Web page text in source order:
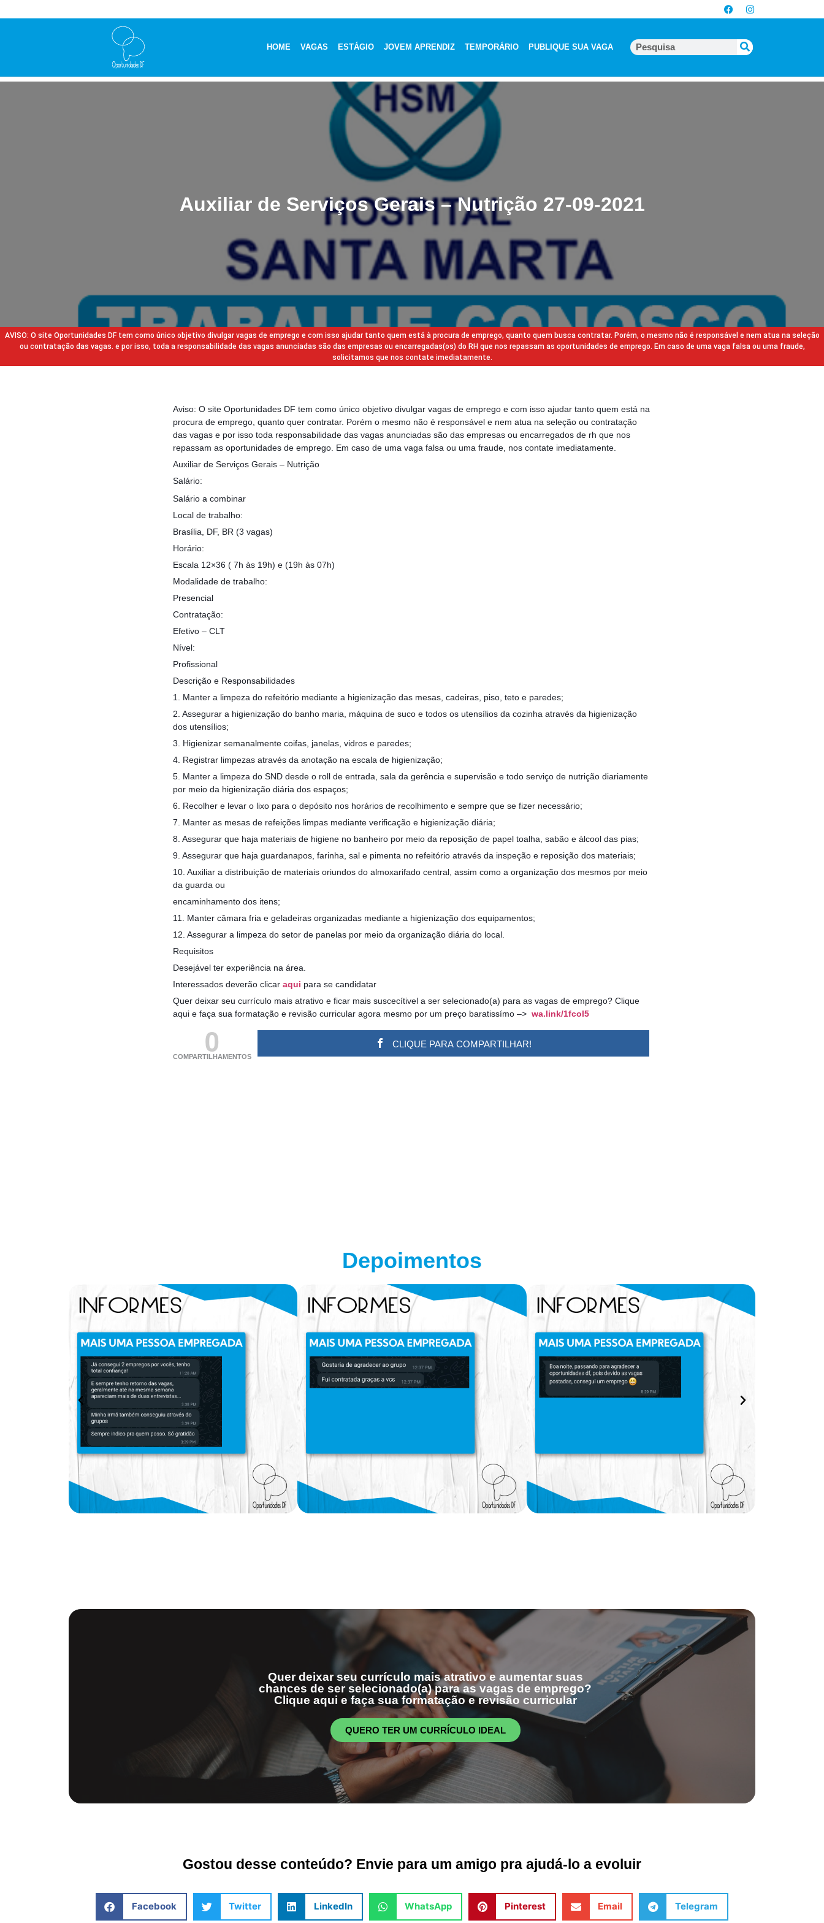
HOME VAGAS ESTÁGIO JOVEM APRENDIZ TEMPORÁRIO PUBLIQUE SUA VAGA
Auxiliar de Serviços Gerais – Nutrição 27-09-2021
AVISO: O site Oportunidades DF tem como único objetivo divulgar vagas de emprego e com isso ajudar tanto quem está à procura de emprego, quanto quem busca contratar. Porém, o mesmo não é responsável e nem atua na seleção
ou contratação das vagas. e por isso, toda a responsabilidade das vagas anunciadas são das empresas ou encarregadas(os) do RH que nos repassam as oportunidades de emprego. Em caso de uma vaga falsa ou uma fraude,
solicitamos que nos contate imediatamente.
Aviso: O site Oportunidades DF tem como único objetivo divulgar vagas de emprego e com isso ajudar tanto quem está na
procura de emprego, quanto quer contratar. Porém o mesmo não é responsável e nem atua na seleção ou contratação
das vagas e por isso toda responsabilidade das vagas anunciadas são das empresas ou encarregados de rh que nos
repassam as oportunidades de emprego. Em caso de uma vaga falsa ou uma fraude, nos contate imediatamente.
Auxiliar de Serviços Gerais – Nutrição
Salário:
Salário a combinar
Local de trabalho:
Brasília, DF, BR (3 vagas)
Horário:
Escala 12×36 ( 7h às 19h) e (19h às 07h)
Modalidade de trabalho:
Presencial
Contratação:
Efetivo – CLT
Nível:
Profissional
Descrição e Responsabilidades
1. Manter a limpeza do refeitório mediante a higienização das mesas, cadeiras, piso, teto e paredes;
2. Assegurar a higienização do banho maria, máquina de suco e todos os utensílios da cozinha através da higienização
dos utensílios;
3. Higienizar semanalmente coifas, janelas, vidros e paredes;
4. Registrar limpezas através da anotação na escala de higienização;
5. Manter a limpeza do SND desde o roll de entrada, sala da gerência e supervisão e todo serviço de nutrição diariamente
por meio da higienização diária dos espaços;
6. Recolher e levar o lixo para o depósito nos horários de recolhimento e sempre que se fizer necessário;
7. Manter as mesas de refeições limpas mediante verificação e higienização diária;
8. Assegurar que haja materiais de higiene no banheiro por meio da reposição de papel toalha, sabão e álcool das pias;
9. Assegurar que haja guardanapos, farinha, sal e pimenta no refeitório através da inspeção e reposição dos materiais;
10. Auxiliar a distribuição de materiais oriundos do almoxarifado central, assim como a organização dos mesmos por meio
da guarda ou
encaminhamento dos itens;
11. Manter câmara fria e geladeiras organizadas mediante a higienização dos equipamentos;
12. Assegurar a limpeza do setor de panelas por meio da organização diária do local.
Requisitos
Desejável ter experiência na área.
Interessados deverão clicar aqui para se candidatar
Quer deixar seu currículo mais atrativo e ficar mais suscecítivel a ser selecionado(a) para as vagas de emprego? Clique
aqui e faça sua formatação e revisão curricular agora mesmo por um preço baratissímo –> wa.link/1fcol5
0
COMPARTILHAMENTOS
CLIQUE PARA COMPARTILHAR!
Depoimentos
Quer deixar seu currículo mais atrativo e aumentar suas
chances de ser selecionado(a) para as vagas de emprego?
Clique aqui e faça sua formatação e revisão curricular
QUERO TER UM CURRÍCULO IDEAL
Gostou desse conteúdo? Envie para um amigo pra ajudá-lo a evoluir
Facebook Twitter LinkedIn WhatsApp Pinterest Email Telegram